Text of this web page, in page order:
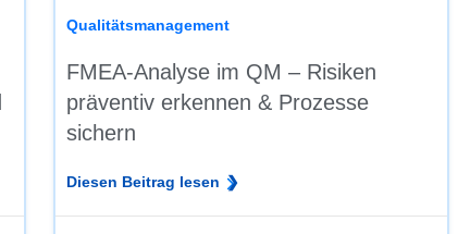
Qualitätsmanagement
FMEA-Analyse im QM – Risiken
präventiv erkennen & Prozesse
sichern
Diesen Beitrag lesen